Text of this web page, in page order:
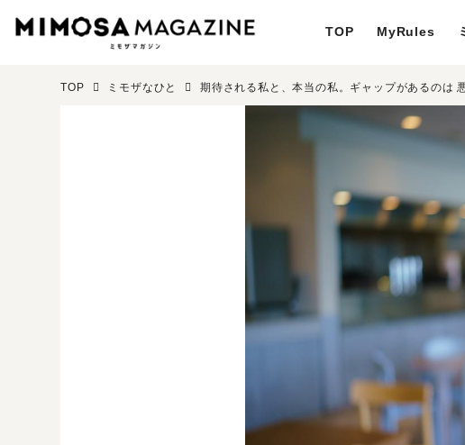
TOP MyRules
TOP ミモザなひと